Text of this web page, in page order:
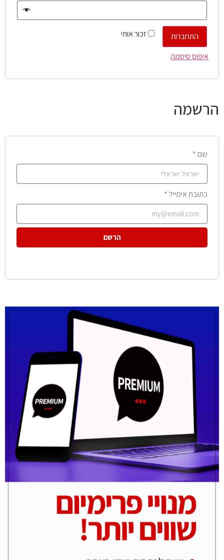
זכור אותי
התחברות
איפוס סיסמה
הרשמה
שם *
כתובת אימייל *
הרשם